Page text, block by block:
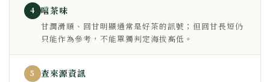
4 嚐茶味
甘潤滑順、回甘明顯通常是好茶的訊號；但回甘長短仍
只能作為參考，不能單獨判定海拔高低。
5 查來源資訊